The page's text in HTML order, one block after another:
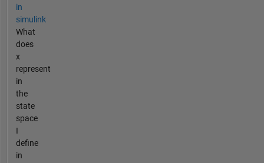
in
simulink
What
does
x
represent
in
the
state
space
I
define
in